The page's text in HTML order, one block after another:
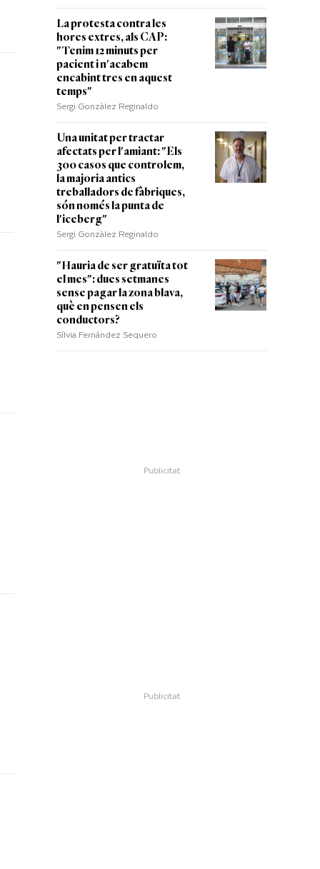
La protesta contra les
hores extres, als CAP:
"Tenim 12 minuts per
pacient i n'acabem
encabint tres en aquest
temps"
Sergi Gonzàlez Reginaldo
Una unitat per tractar
afectats per l'amiant: "Els
300 casos que controlem,
la majoria antics
treballadors de fàbriques,
són només la punta de
l'iceberg"
Sergi Gonzàlez Reginaldo
"Hauria de ser gratuïta tot
el mes": dues setmanes
sense pagar la zona blava,
què en pensen els
conductors?
Sílvia Fernández Sequero